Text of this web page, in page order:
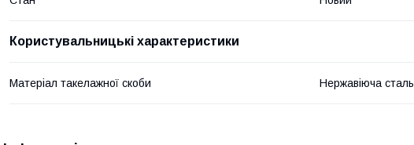
Користувальницькі характеристики
Матеріал такелажної скоби Нержавіюча сталь